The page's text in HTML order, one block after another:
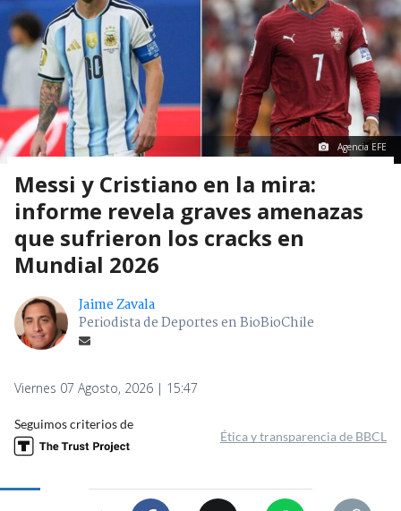
Agencia EFE
Messi y Cristiano en la mira:
informe revela graves amenazas
que sufrieron los cracks en
Mundial 2026
Jaime Zavala
Periodista de Deportes en BioBioChile
Viernes 07 Agosto, 2026 | 15:47
Seguimos criterios de
Ética y transparencia de BBCL